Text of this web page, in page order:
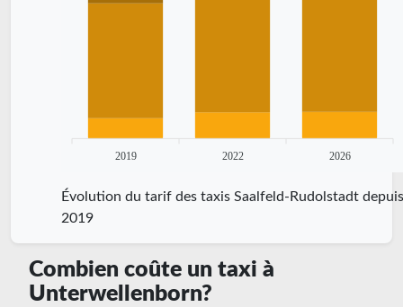
2019 2022 2026
Évolution du tarif des taxis Saalfeld-Rudolstadt depuis
2019
Combien coûte un taxi à
Unterwellenborn?